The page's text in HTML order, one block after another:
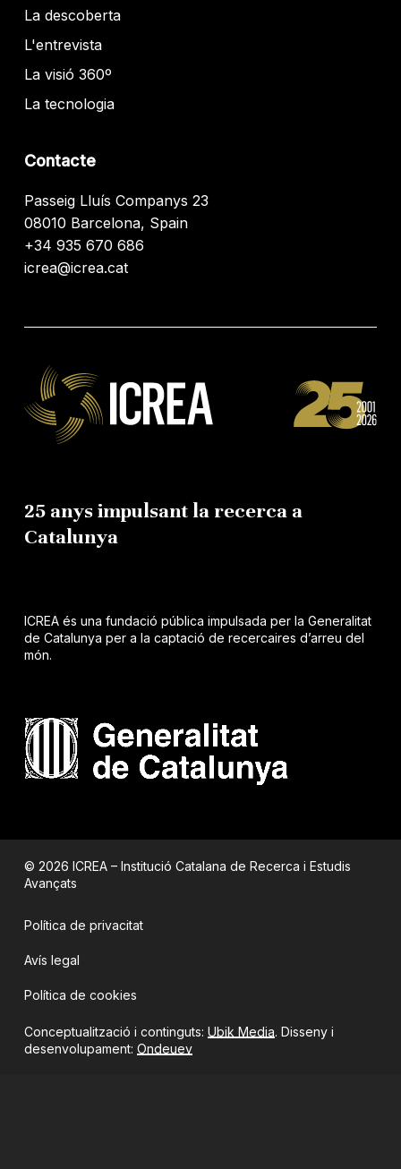
La descoberta
L'entrevista
La visió 360º
La tecnologia
Contacte
Passeig Lluís Companys 23
08010 Barcelona, Spain
+34 935 670 686
icrea@icrea.cat
25 anys impulsant la recerca a
Catalunya
ICREA és una fundació pública impulsada per la Generalitat
de Catalunya per a la captació de recercaires d’arreu del
món.
© 2026 ICREA – Institució Catalana de Recerca i Estudis
Avançats
Política de privacitat
Avís legal
Política de cookies
Conceptualització i continguts: Ubik Media. Disseny i
desenvolupament: Ondeuev